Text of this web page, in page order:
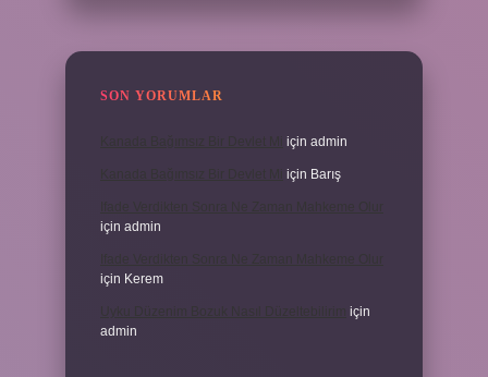
SON YORUMLAR
için admin
için Barış
için admin
için Kerem
için
admin